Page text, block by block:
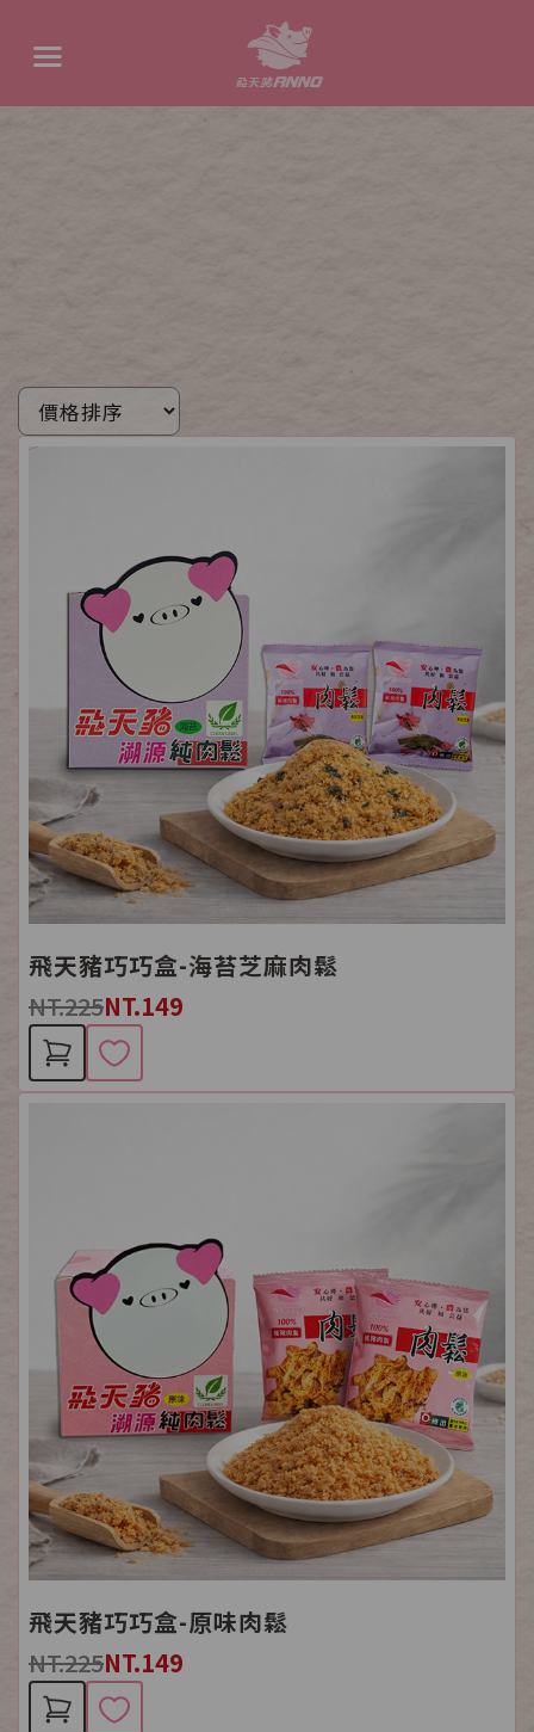
飛天豬巧巧盒-海苔芝麻肉鬆
NT.225NT.149
飛天豬巧巧盒-原味肉鬆
NT.225NT.149